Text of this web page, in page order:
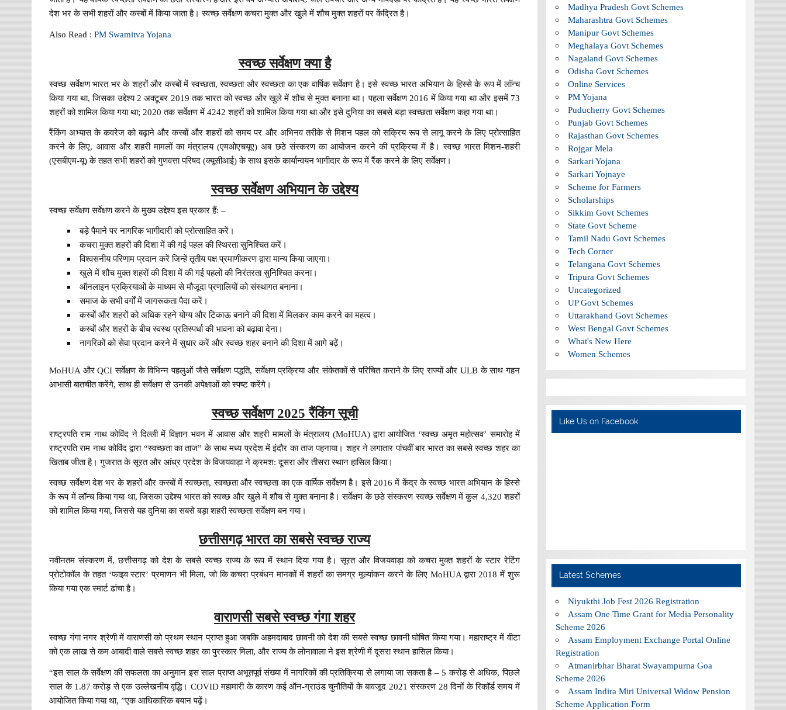
देश भर के सभी शहरों और कस्बों में किया जाता है। स्वच्छ सर्वेक्षण कचरा मुक्त और खुले में शौच मुक्त शहरों पर केंद्रित है।
Also Read :PM Swamitva Yojana
स्वच्छ सर्वेक्षण क्या है
स्वच्छ सर्वेक्षण भारत भर के शहरों और कस्बों में स्वच्छता, स्वच्छता और स्वच्छता का एक वार्षिक सर्वेक्षण है। इसे स्वच्छ भारत अभियान के हिस्से के रूप में लॉन्च
किया गया था, जिसका उद्देश्य 2 अक्टूबर 2019 तक भारत को स्वच्छ और खुले में शौच से मुक्त बनाना था। पहला सर्वेक्षण 2016 में किया गया था और इसमें 73
शहरों को शामिल किया गया था; 2020 तक सर्वेक्षण में 4242 शहरों को शामिल किया गया था और इसे दुनिया का सबसे बड़ा स्वच्छता सर्वेक्षण कहा गया था।
रैंकिंग अभ्यास के कवरेज को बढ़ाने और कस्बों और शहरों को समय पर और अभिनव तरीके से मिशन पहल को सक्रिय रूप से लागू करने के लिए प्रोत्साहित
करने के लिए, आवास और शहरी मामलों का मंत्रालय (एमओएचयूए) अब छठे संस्करण का आयोजन करने की प्रक्रिया में है। स्वच्छ भारत मिशन-शहरी
(एसबीएम-यू) के तहत सभी शहरों को गुणवत्ता परिषद (क्यूसीआई) के साथ इसके कार्यान्वयन भागीदार के रूप में रैंक करने के लिए सर्वेक्षण।
स्वच्छ सर्वेक्षण अभियान के उद्देश्य
स्वच्छ सर्वेक्षण सर्वेक्षण करने के मुख्य उद्देश्य इस प्रकार हैं: –
बड़े पैमाने पर नागरिक भागीदारी को प्रोत्साहित करें।
कचरा मुक्त शहरों की दिशा में की गई पहल की स्थिरता सुनिश्चित करें।
विश्वसनीय परिणाम प्रदान करें जिन्हें तृतीय पक्ष प्रमाणीकरण द्वारा मान्य किया जाएगा।
खुले में शौच मुक्त शहरों की दिशा में की गई पहलों की निरंतरता सुनिश्चित करना।
ऑनलाइन प्रक्रियाओं के माध्यम से मौजूदा प्रणालियों को संस्थागत बनाना।
समाज के सभी वर्गों में जागरूकता पैदा करें।
कस्बों और शहरों को अधिक रहने योग्य और टिकाऊ बनाने की दिशा में मिलकर काम करने का महत्व।
कस्बों और शहरों के बीच स्वस्थ प्रतिस्पर्धा की भावना को बढ़ावा देना।
नागरिकों को सेवा प्रदान करने में सुधार करें और स्वच्छ शहर बनाने की दिशा में आगे बढ़ें।
MoHUA और QCI सर्वेक्षण के विभिन्न पहलुओं जैसे सर्वेक्षण पद्धति, सर्वेक्षण प्रक्रिया और संकेतकों से परिचित कराने के लिए राज्यों और ULB के साथ गहन
आभासी बातचीत करेंगे, साथ ही सर्वेक्षण से उनकी अपेक्षाओं को स्पष्ट करेंगे।
स्वच्छ सर्वेक्षण 2025 रैंकिंग सूची
राष्ट्रपति राम नाथ कोविंद ने दिल्ली में विज्ञान भवन में आवास और शहरी मामलों के मंत्रालय (MoHUA) द्वारा आयोजित ‘स्वच्छ अमृत महोत्सव’ समारोह में
राष्ट्रपति राम नाथ कोविंद द्वारा “स्वच्छता का ताज” के साथ मध्य प्रदेश में इंदौर का ताज पहनाया। शहर ने लगातार पांचवीं बार भारत का सबसे स्वच्छ शहर का
खिताब जीता है। गुजरात के सूरत और आंध्र प्रदेश के विजयवाड़ा ने क्रमश: दूसरा और तीसरा स्थान हासिल किया।
स्वच्छ सर्वेक्षण देश भर के शहरों और कस्बों में स्वच्छता, स्वच्छता और स्वच्छता का एक वार्षिक सर्वेक्षण है। इसे 2016 में केंद्र के स्वच्छ भारत अभियान के हिस्से
के रूप में लॉन्च किया गया था, जिसका उद्देश्य भारत को स्वच्छ और खुले में शौच से मुक्त बनाना है। सर्वेक्षण के छठे संस्करण स्वच्छ सर्वेक्षण में कुल 4,320 शहरों
को शामिल किया गया, जिससे यह दुनिया का सबसे बड़ा शहरी स्वच्छता सर्वेक्षण बन गया।
छत्तीसगढ़ भारत का सबसे स्वच्छ राज्य
नवीनतम संस्करण में, छत्तीसगढ़ को देश के सबसे स्वच्छ राज्य के रूप में स्थान दिया गया है। सूरत और विजयवाड़ा को कचरा मुक्त शहरों के स्टार रेटिंग
प्रोटोकॉल के तहत ‘फाइव स्टार’ प्रमाणन भी मिला, जो कि कचरा प्रबंधन मानकों में शहरों का समग्र मूल्यांकन करने के लिए MoHUA द्वारा 2018 में शुरू
किया गया एक स्मार्ट ढांचा है।
वाराणसी सबसे स्वच्छ गंगा शहर
स्वच्छ गंगा नगर श्रेणी में वाराणसी को प्रथम स्थान प्राप्त हुआ जबकि अहमदाबाद छावनी को देश की सबसे स्वच्छ छावनी घोषित किया गया। महाराष्ट्र में वीटा
को एक लाख से कम आबादी वाले सबसे स्वच्छ शहर का पुरस्कार मिला, और राज्य के लोनावाला ने इस श्रेणी में दूसरा स्थान हासिल किया।
“इस साल के सर्वेक्षण की सफलता का अनुमान इस साल प्राप्त अभूतपूर्व संख्या में नागरिकों की प्रतिक्रिया से लगाया जा सकता है – 5 करोड़ से अधिक, पिछले
साल के 1.87 करोड़ से एक उल्लेखनीय वृद्धि। COVID महामारी के कारण कई ऑन-ग्राउंड चुनौतियों के बावजूद 2021 संस्करण 28 दिनों के रिकॉर्ड समय में
आयोजित किया गया था, ”एक आधिकारिक बयान पढ़ें।
Madhya Pradesh Govt Schemes
Maharashtra Govt Schemes
Manipur Govt Schemes
Meghalaya Govt Schemes
Nagaland Govt Schemes
Odisha Govt Schemes
Online Services
PM Yojana
Puducherry Govt Schemes
Punjab Govt Schemes
Rajasthan Govt Schemes
Rojgar Mela
Sarkari Yojana
Sarkari Yojnaye
Scheme for Farmers
Scholarships
Sikkim Govt Schemes
State Govt Scheme
Tamil Nadu Govt Schemes
Tech Corner
Telangana Govt Schemes
Tripura Govt Schemes
Uncategorized
UP Govt Schemes
Uttarakhand Govt Schemes
West Bengal Govt Schemes
What's New Here
Women Schemes
Like Us on Facebook
Latest Schemes
Niyukthi Job Fest 2026 Registration
Assam One Time Grant for Media Personality
Scheme 2026
Assam Employment Exchange Portal Online
Registration
Atmanirbhar Bharat Swayampurna Goa
Scheme 2026
Assam Indira Miri Universal Widow Pension
Scheme Application Form